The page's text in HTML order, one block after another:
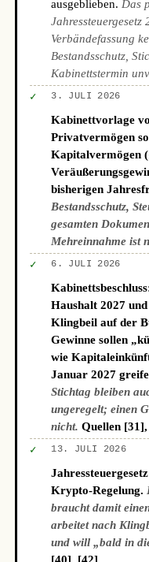
ausgeblieben. Das
Verbändefassung
Bestandsschutz,
Kabinettstermin
✓ 3. JULI 2026
Kabinettvorlage
Privatvermögen
Kapitalvermögen
bisherigen
Bestandsschutz,
gesamten
Mehreinnahme ist
✓ 6. JULI 2026
Haushalt 2027
Klingbeil auf der
Gewinne sollen
wie
Januar 2027
Stichtag bleiben
ungeregelt; einen
nicht. Quellen
✓ 13. JULI 2026
Krypto-Regelung.
braucht damit
arbeitet nach
und will „bald in